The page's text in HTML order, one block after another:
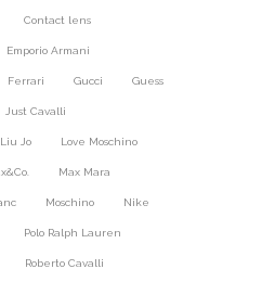
Contact lens
Emporio Armani
Ferrari Gucci Guess
Just Cavalli
Liu Jo Love Moschino
Max Mara
Moschino Nike
Polo Ralph Lauren
Roberto Cavalli